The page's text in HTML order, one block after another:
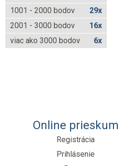
1001 - 2000 bodov
29x
2001 - 3000 bodov
16x
viac ako 3000 bodov
6x
Online prieskum
Registrácia
Prihlásenie